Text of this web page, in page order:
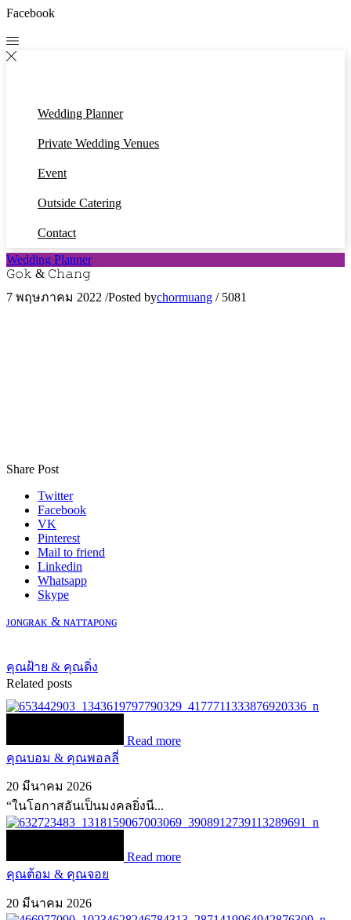
Facebook
Wedding Planner
Private Wedding Venues
Event
Outside Catering
Contact
Wedding Planner
𝙶𝚘𝚔 & 𝙲𝚑𝚊𝚗𝚐
7 พฤษภาคม 2022 /Posted bychormuang / 5081
Share Post
Twitter
Facebook
VK
Pinterest
Mail to friend
Linkedin
Whatsapp
Skype
ᴊᴏɴɢʀᴀᴋ & ɴᴀᴛᴛᴀᴘᴏɴɢ
คุณฝ้าย & คุณดิ่ง
Related posts
Read more
คุณบอม & คุณพอลลี่
20 มีนาคม 2026
“ในโอกาสอันเป็นมงคลยิ่งนี...
Read more
คุณต้อม & คุณจอย
20 มีนาคม 2026